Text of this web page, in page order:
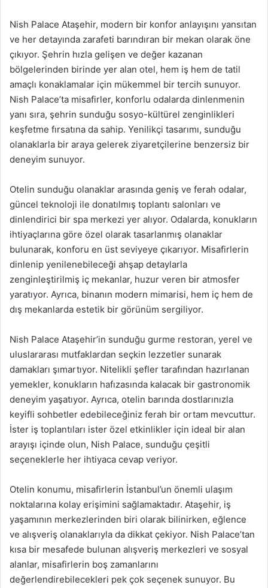
Nish Palace Ataşehir, modern bir konfor anlayışını yansıtan
ve her detayında zarafeti barındıran bir mekan olarak öne
çıkıyor. Şehrin hızla gelişen ve değer kazanan
bölgelerinden birinde yer alan otel, hem iş hem de tatil
amaçlı konaklamalar için mükemmel bir tercih sunuyor.
Nish Palace’ta misafirler, konforlu odalarda dinlenmenin
yanı sıra, şehrin sunduğu sosyo-kültürel zenginlikleri
keşfetme fırsatına da sahip. Yenilikçi tasarımı, sunduğu
olanaklarla bir araya gelerek ziyaretçilerine benzersiz bir
deneyim sunuyor.
Otelin sunduğu olanaklar arasında geniş ve ferah odalar,
güncel teknoloji ile donatılmış toplantı salonları ve
dinlendirici bir spa merkezi yer alıyor. Odalarda, konukların
ihtiyaçlarına göre özel olarak tasarlanmış olanaklar
bulunarak, konforu en üst seviyeye çıkarıyor. Misafirlerin
dinlenip yenilenebileceği ahşap detaylarla
zenginleştirilmiş iç mekanlar, huzur veren bir atmosfer
yaratıyor. Ayrıca, binanın modern mimarisi, hem iç hem de
dış mekanlarda estetik bir görünüm sergiliyor.
Nish Palace Ataşehir’in sunduğu gurme restoran, yerel ve
uluslararası mutfaklardan seçkin lezzetler sunarak
damakları şımartıyor. Nitelikli şefler tarafından hazırlanan
yemekler, konukların hafızasında kalacak bir gastronomik
deneyim yaşatıyor. Ayrıca, otelin barında dostlarınızla
keyifli sohbetler edebileceğiniz ferah bir ortam mevcuttur.
İster iş toplantıları ister özel etkinlikler için ideal bir alan
arayışı içinde olun, Nish Palace, sunduğu çeşitli
seçeneklerle her ihtiyaca cevap veriyor.
Otelin konumu, misafirlerin İstanbul’un önemli ulaşım
noktalarına kolay erişimini sağlamaktadır. Ataşehir, iş
yaşamının merkezlerinden biri olarak bilinirken, eğlence
ve alışveriş olanaklarıyla da dikkat çekiyor. Nish Palace’tan
kısa bir mesafede bulunan alışveriş merkezleri ve sosyal
alanlar, misafirlerin boş zamanlarını
değerlendirebilecekleri pek çok seçenek sunuyor. Bu